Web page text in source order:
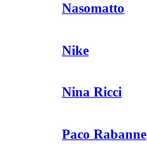
Nasomatto
Nike
Nina Ricci
Paco Rabanne